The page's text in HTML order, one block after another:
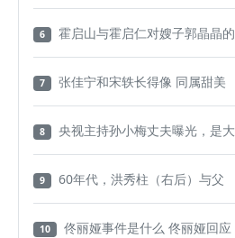
6 霍启山与霍启仁对嫂子郭晶晶的
7 张佳宁和宋轶长得像 同属甜美
8 央视主持孙小梅丈夫曝光，是大
9 60年代，洪秀柱（右后）与父
10 佟丽娅事件是什么 佟丽娅回应